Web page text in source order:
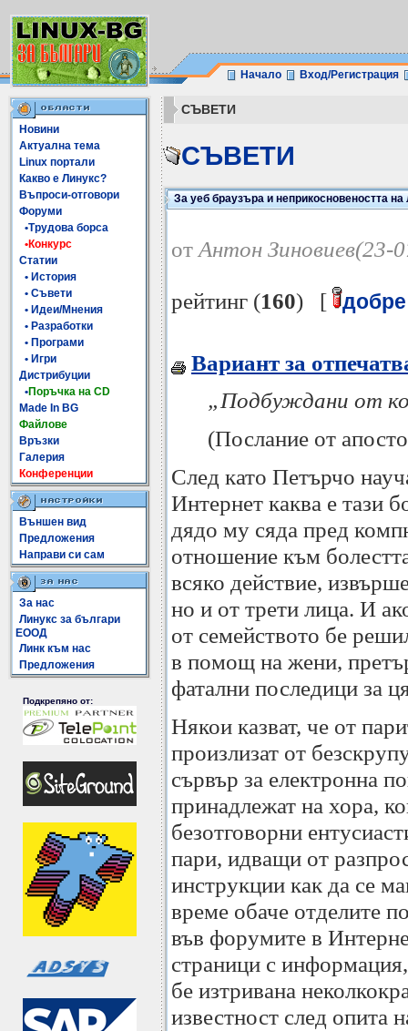
Начало Вход/Регистрация
Новини
Актуална тема
Linux портали
Какво е Линукс?
Въпроси-отговори
Форуми
•Трудова борса
•Конкурс
Статии
• История
• Съвети
• Идеи/Мнения
• Разработки
• Програми
• Игри
Дистрибуции
•Поръчка на CD
Made In BG
Файлове
Връзки
Галерия
Конференции
Външен вид
Предложения
Направи си сам
За нас
Линукс за българи
ЕООД
Линк към нас
Предложения
Подкрепяно от:
СЪВЕТИ
СЪВЕТИ
За уеб браузъра и неприкосновеността
от Антон Зиновиев(23-
рейтинг (160) [ добре
Вариант за
„Подбуждани от
(Послание от
След като Петърчо
Интернет каква е тази
дядо му сяда пред
отношение към
всяко действие,
но и от трети лица. И
от семейството бе
в помощ на жени,
фатални последици за
Някои казват, че от
произлизат от
сървър за електронна
принадлежат на хора,
безотговорни
пари, идващи от
инструкции как да се
време обаче отделите
във форумите в
страници с
бе изтривана
известност след опита